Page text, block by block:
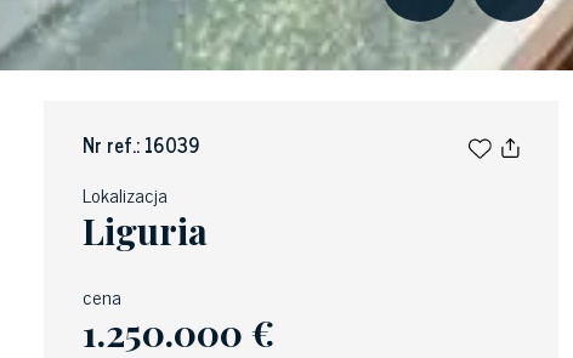
Nr ref.: 16039
Lokalizacja
Liguria
cena
1.250.000 €